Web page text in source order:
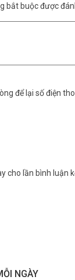
LAN, IP routed
200 kênh
Switch (SWM)
2 hoặc
bắt buộc được
để lại số điện
cho lần bình luận
NGÀY